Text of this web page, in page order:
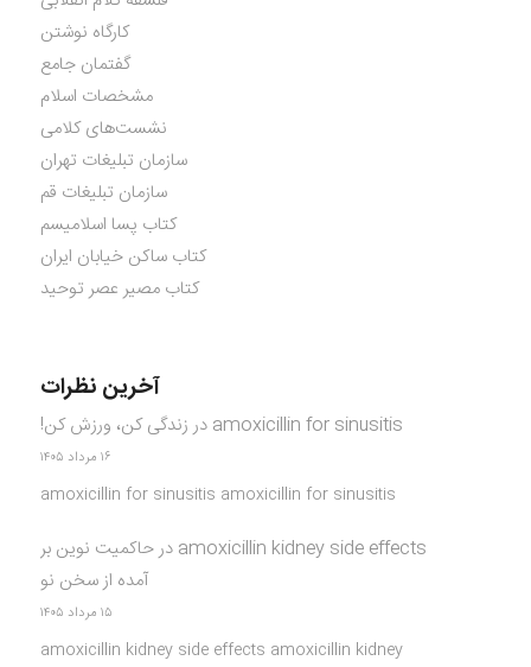
کارگاه نوشتن
گفتمان جامع
مشخصات اسلام
نشست‌های کلامی
سازمان تبلیغات تهران
سازمان تبلیغات قم
کتاب پسا اسلامیسم
کتاب ساکن خیابان ایران
کتاب مصیر عصر توحید
آخرین نظرات
amoxicillin for sinusitis درزندگی کن، ورزش کن!
۱۶ مرداد ۱۴۰۵
amoxicillin for sinusitis amoxicillin for sinusitis
amoxicillin kidney side effects درحاکمیت نوین بر
آمده از سخن نو
۱۵ مرداد ۱۴۰۵
amoxicillin kidney side effects amoxicillin kidney